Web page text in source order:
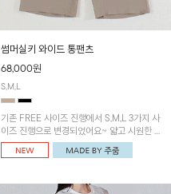
썸머실키 와이드 통팬츠
68,000원
S,M,L
기존 FREE 사이즈 진행에서 S,M,L 3가지 사
이즈 진행으로 변경되었어요~ 얇고 시원한 원
단으로 제작된 와이드팬츠! 베이직한 디자인으
로 코디 활용도가 높은 아이템이에요~